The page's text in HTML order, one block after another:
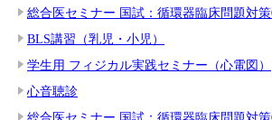
総合医セミナー 国試：循環器臨床問題対
BLS講習（乳児・小児）
学生用 フィジカル実践セミナー（心電図）
心音聴診